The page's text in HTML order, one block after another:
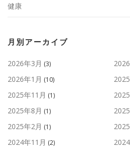
健康
月別アーカイブ
2026年3月 (3)
2026年1月 (10)
2025年11月 (1)
2025年8月 (1)
2025年2月 (1)
2024年11月 (2)